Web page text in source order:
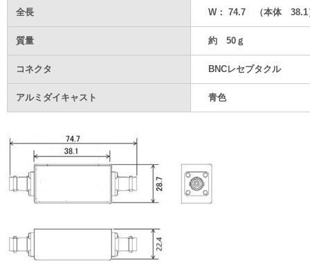
全長 W： 74.7 （本体 38.1
質量 約 50ｇ
コネクタ BNCレセプタクル
アルミダイキャスト 青色